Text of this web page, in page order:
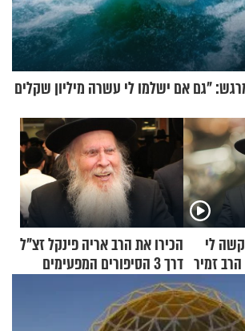
"גם אם ישלמו לי עשרה מיליון שקלים
לי
זמיר
הכירו את הרב אריה פינקל זצ"ל
דרך 3 הסיפורים המפעימים
האלה